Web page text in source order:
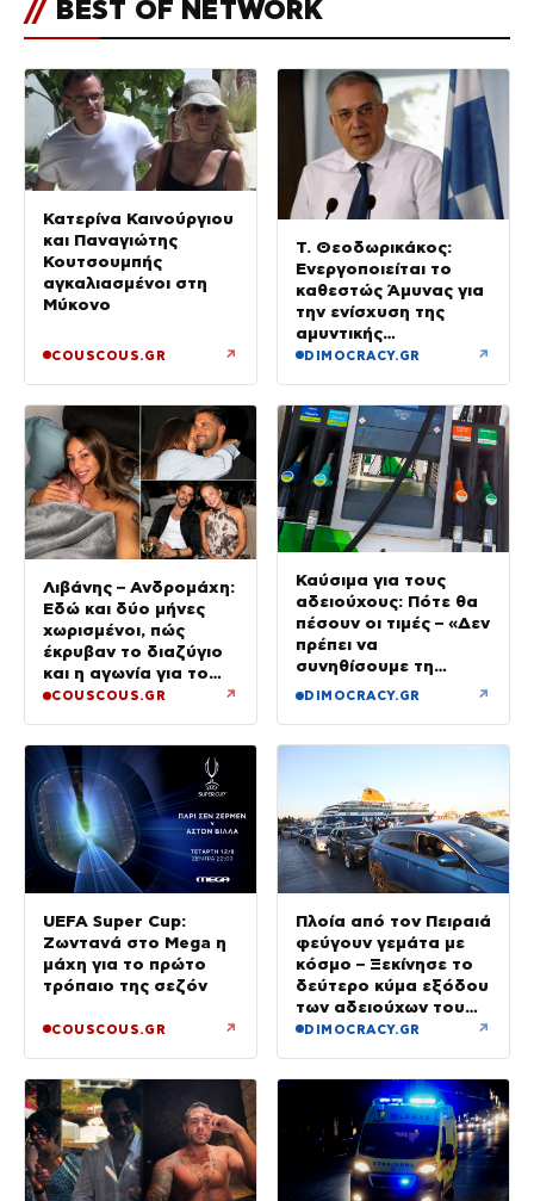
// BEST OF NETWORK
Κατερίνα Καινούργιου
και Παναγιώτης
Κουτσουμπής
αγκαλιασμένοι στη
Μύκονο
COUSCOUS.GR ↗
Τ. Θεοδωρικάκος:
Ενεργοποιείται το
καθεστώς Άμυνας για
την ενίσχυση της
αμυντικής
βιομηχανίας
DIMOCRACY.GR ↗
Λιβάνης – Ανδρομάχη:
Εδώ και δύο μήνες
χωρισμένοι, πώς
έκρυβαν το διαζύγιο
και η αγωνία για το
παιδί
COUSCOUS.GR ↗
Καύσιμα για τους
αδειούχους: Πότε θα
πέσουν οι τιμές – «Δεν
πρέπει να
συνηθίσουμε τη
βενζίνη στα 2 ευρώ»
DIMOCRACY.GR ↗
UEFA Super Cup:
Ζωντανά στο Mega η
μάχη για το πρώτο
τρόπαιο της σεζόν
COUSCOUS.GR ↗
Πλοία από τον Πειραιά
φεύγουν γεμάτα με
κόσμο – Ξεκίνησε το
δεύτερο κύμα εξόδου
των αδειούχων του
Αυγούστου
DIMOCRACY.GR ↗